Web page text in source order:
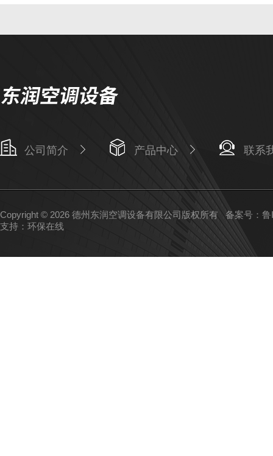
公司简介 产品中心 联系
Copyright © 2026 德州东润空调设备有限公司版权所有备案号：
支持： 环保在线